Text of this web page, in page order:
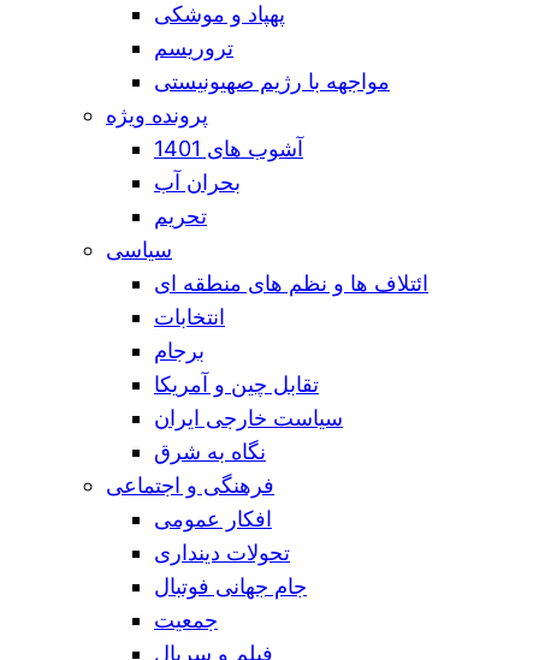
پهپاد و موشکی
تروریسم
مواجهه با رژیم صهیونیستی
پرونده ویژه
آشوب های 1401
بحران آب
تحریم
سیاسی
ائتلاف ها و نظم های منطقه ای
انتخابات
برجام
تقابل چین و آمریکا
سیاست خارجی ایران
نگاه به شرق
فرهنگی و اجتماعی
افکار عمومی
تحولات دینداری
جام جهانی فوتبال
جمعیت
فیلم و سریال